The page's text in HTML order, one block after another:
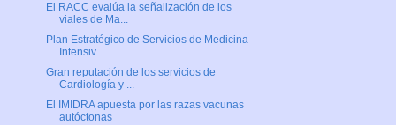
El RACC evalúa la señalización de los
viales de Ma...
Plan Estratégico de Servicios de Medicina
Intensiv...
Gran reputación de los servicios de
Cardiología y ...
El IMIDRA apuesta por las razas vacunas
autóctonas